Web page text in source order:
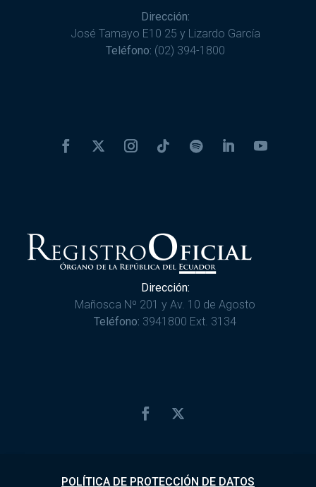
Dirección:
José Tamayo E10 25 y Lizardo García
Teléfono: (02) 394-1800
Dirección:
Mañosca Nº 201 y Av. 10 de Agosto
Teléfono: 3941800 Ext. 3134
POLÍTICA DE PROTECCIÓN DE DATOS